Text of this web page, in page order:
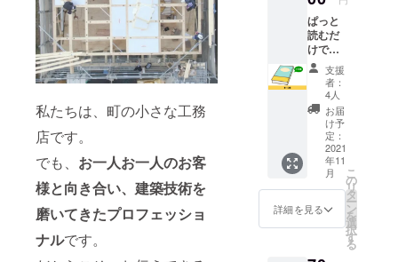
私たちは、町の小さな工務
店です。
でも、 お一人お一人のお客
様と向き合い、建築技術を
磨いてきたプロフェッショ
ナルです。
ます。
※購入時
の備考
欄に掲
載する
お名前
を必ず
ご記入
くださ
い。 ※
ニック
ネーム
でのご
参加も
できま
ぱっと
読むだ
けで、
家作り
に必要
な知識
を得ら
れる
「杉崎
茂夫の
家づく
りにか
ける想
いを伝
える
本」を
支援
者：
4人
お届
け予
定：
2021
年11
月
詳細を見る
こ
の
リ
タ
ー
ン
を
選
択
す
る